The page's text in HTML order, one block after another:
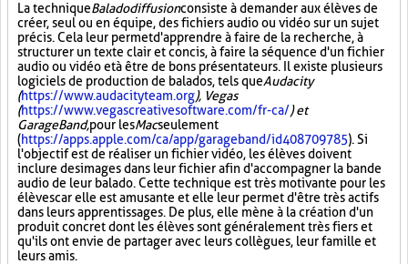
La techniqueBaladodiffusionconsiste à demander aux élèves de
créer, seul ou en équipe, des fichiers audio ou vidéo sur un sujet
précis. Cela leur permet d'apprendre à faire de la recherche, à
structurer un texte clair et concis, à faire la séquence d'un fichier
audio ou vidéo et à être de bons présentateurs. Il existe plusieurs
logiciels de production de balados, tels queAudacity
(https://www.audacityteam.org), Vegas
(https://www.vegascreativesoftware.com/fr-ca/) et
GarageBand,pour lesMacseulement
(https://apps.apple.com/ca/app/garageband/id408709785). Si
l'objectif est de réaliser un fichier vidéo, les élèves doivent
inclure des images dans leur fichier afin d'accompagner la bande
audio de leur balado. Cette technique est très motivante pour les
élèves car elle est amusante et elle leur permet d'être très actifs
dans leurs apprentissages. De plus, elle mène à la création d'un
produit concret dont les élèves sont généralement très fiers et
qu'ils ont envie de partager avec leurs collègues, leur famille et
leurs amis.